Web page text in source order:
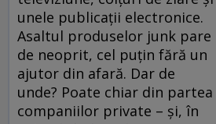
unele publicaţii electronice.
Asaltul produselor junk pare
de neoprit, cel puţin fără un
ajutor din afară. Dar de
unde? Poate chiar din partea
companiilor private – şi, în